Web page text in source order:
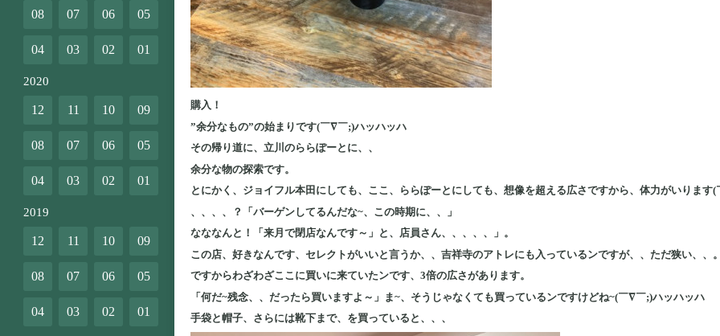
購入！
”余分なもの”の始まりです(￣∇￣;)ハッハッハ
その帰り道に、立川のららぽーとに、、
余分な物の探索です。
とにかく、ジョイフル本田にしても、ここ、ららぽーとにしても、想像を超える広さですから、体力がいります
、、、、？「バーゲンしてるんだな~、この時期に、、」
なななんと！「来月で閉店なんです～」と、店員さん、、、、、」。
この店、好きなんです、セレクトがいいと言うか、、吉祥寺のアトレにも入っているンですが、、ただ狭い、、。
ですからわざわざここに買いに来ていたンです、3倍の広さがあります。
「何だ~残念、、だったら買いますよ～」ま~、そうじゃなくても買っているンですけどね~(￣∇￣;)ハッハッハ
手袋と帽子、さらには靴下まで、を買っていると、、、
08 07 06 05
04 03 02 01
2020
12 11 10 09
08 07 06 05
04 03 02 01
2019
12 11 10 09
08 07 06 05
04 03 02 01